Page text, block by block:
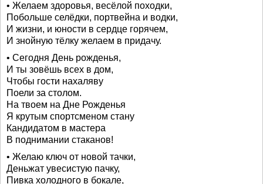
• Желаем здоровья, весёлой походки,
Побольше селёдки, портвейна и водки,
И жизни, и юности в сердце горячем,
И знойную тёлку желаем в придачу.
• Сегодня День рожденья,
И ты зовёшь всех в дом,
Чтобы гости нахаляву
Поели за столом.
На твоем на Дне Рожденья
Я крутым спортсменом стану
Кандидатом в мастера
В поднимании стаканов!
• Желаю ключ от новой тачки,
Деньжат увесистую пачку,
Пивка холодного в бокале,